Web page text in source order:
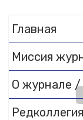
Главная
Миссия
О журнале /